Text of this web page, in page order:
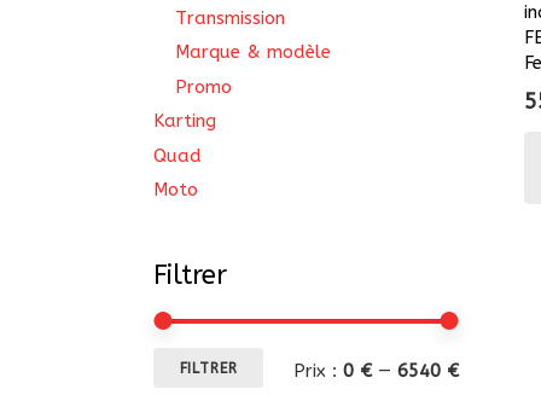
Transmission
Marque & modèle
Promo
Karting
Quad
Moto
Filtrer
Prix
Prix
FILTRER Prix : 0 €— 6540 €